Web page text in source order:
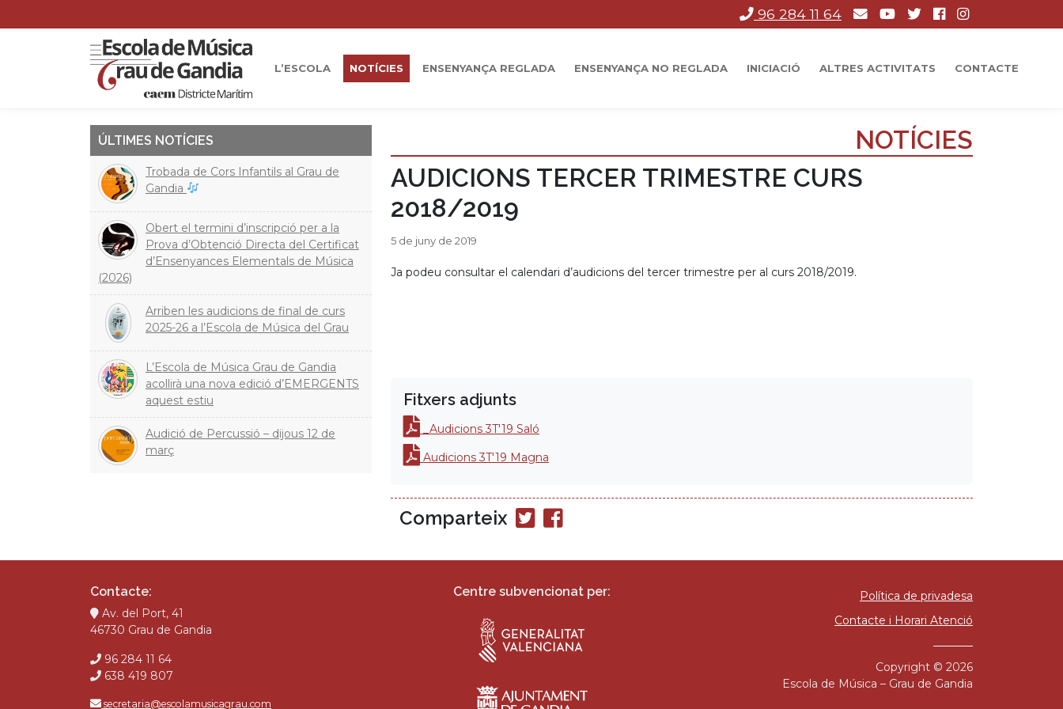
96 284 11 64
L’ESCOLA NOTÍCIES ENSENYANÇA REGLADA ENSENYANÇA NO REGLADA INICIACIÓ ALTRES ACTIVITATS CONTACTE
NOTÍCIES
AUDICIONS TERCER TRIMESTRE CURS
2018/2019
5 de juny de 2019
Ja podeu consultar el calendari d’audicions del tercer trimestre per al curs 2018/2019.
Fitxers adjunts
_Audicions 3T'19 Saló
Audicions 3T'19 Magna
Comparteix
Compartir
en
Compartir
en
ÚLTIMES NOTÍCIES
Trobada de Cors Infantils al Grau de
Gandia
Obert el termini d’inscripció per a la
Prova d’Obtenció Directa del Certificat
d’Ensenyances Elementals de Música
(2026)
Arriben les audicions de final de curs
2025-26 a l’Escola de Música del Grau
L’Escola de Música Grau de Gandia
acollirà una nova edició d’EMERGENTS
aquest estiu
Audició de Percussió – dijous 12 de
març
Contacte:
Av. del Port, 41
46730 Grau de Gandia
96 284 11 64
638 419 807
secretaria@escolamusicagrau.com
Centre subvencionat per:
Política de privadesa
Contacte i Horari Atenció
Copyright © 2026
Escola de Música – Grau de Gandia